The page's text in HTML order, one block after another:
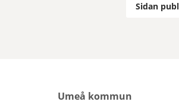
Sidan
Umeå kommun